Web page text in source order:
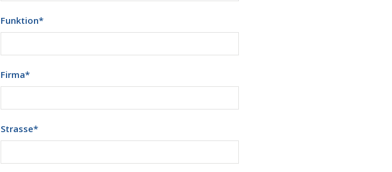
Funktion*
Firma*
Strasse*